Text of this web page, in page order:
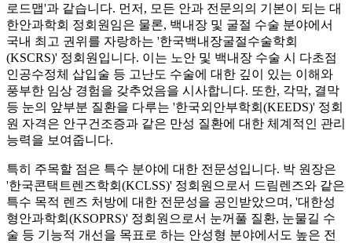
로드맵'과 같습니다. 먼저, 모든 안과 전문의의 기본이 되는 대
한안과학회 정회원임은 물론, 백내장 및 굴절 수술 분야에서
국내 최고 권위를 자랑하는 '한국백내장굴절수술학회
(KSCRS)' 정회원입니다. 이는 노안 및 백내장 수술 시 다초점
인공수정체 삽입술 등 고난도 수술에 대한 깊이 있는 이해와
풍부한 임상 경험을 갖추었음을 시사합니다. 또한, 각막, 결막
등 눈의 앞부분 질환을 다루는 '한국외안부학회(KEEDS)' 정회
원 자격은 안구건조증과 같은 만성 질환에 대한 체계적인 관리
능력을 보여줍니다.
특히 주목할 점은 특수 분야에 대한 전문성입니다. 박 원장은
'한국콘택트렌즈학회(KCLSS)' 정회원으로서 드림렌즈와 같은
특수 목적 렌즈 처방에 대한 전문성을 공인받았으며, '대한성
형안과학회(KSOPRS)' 정회원으로서 눈꺼풀 질환, 눈물길 수
술 등 기능적 개선을 목표로 하는 안성형 분야에서도 높은 전